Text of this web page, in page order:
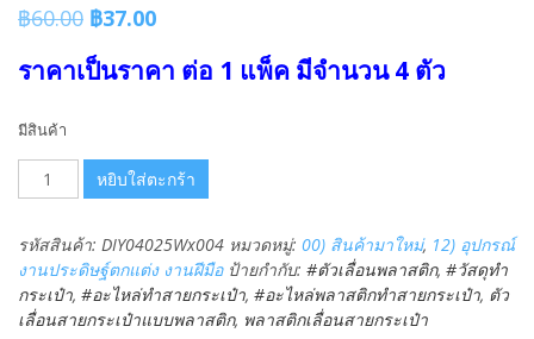
฿60.00 Original
price
was:
฿37.00Current
is:
ราคาเป็นราคา ต่อ 1 แพ็ค มีจำนวน 4 ตัว
มีสินค้า
จำนวน
สี
4อัน
25มม.
ตัว
เลื่อน
หยิบใส่ตะกร้า
รหัสสินค้า: DIY04025Wx004 หมวดหมู่: 00) สินค้ามาใหม่, 12) อุปกรณ์
งานประดิษฐ์ตกแต่ง งานฝีมือ ป้ายกำกับ: #ตัวเลื่อนพลาสติก, #วัสดุทำ
กระเป๋า, #อะไหล่ทำสายกระเป๋า, #อะไหล่พลาสติกทำสายกระเป๋า, ตัว
เลื่อนสายกระเป๋าแบบพลาสติก, พลาสติกเลื่อนสายกระเป๋า